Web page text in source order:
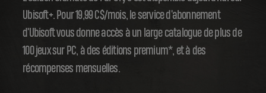
Ubisoft+. Pour 19,99 C$/mois, le service d'abonnement
d'Ubisoft vous donne accès à un large catalogue de plus de
100 jeux sur PC, à des éditions premium*, et à des
récompenses mensuelles.